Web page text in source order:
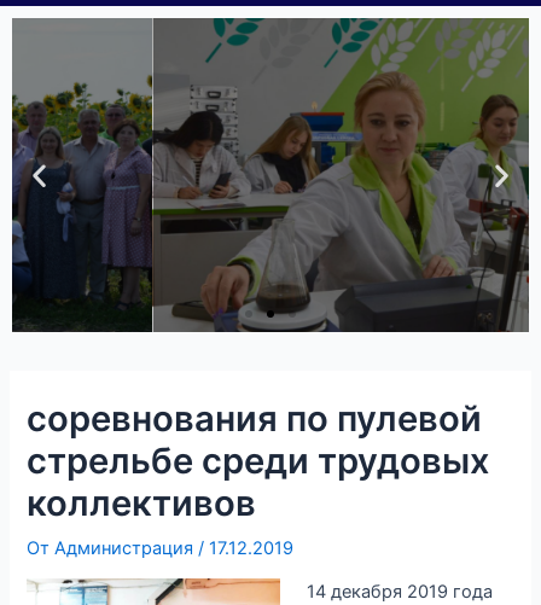
Платные
образовательные
услуги
Получи подробную информацию о
дополнительных программах
подготовки в современных
аудиториях и мастерских
колледжа
Подробнее
соревнования по пулевой
стрельбе среди трудовых
коллективов
От Администрация /17.12.2019
14 декабря 2019 года